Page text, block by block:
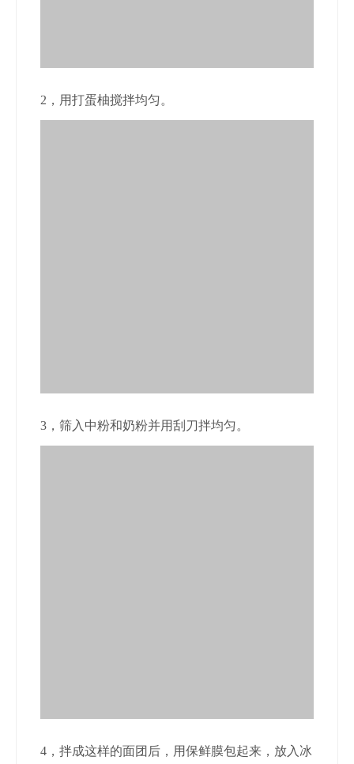
2，用打蛋柚搅拌均匀。
3，筛入中粉和奶粉并用刮刀拌均匀。
4，拌成这样的面团后，用保鲜膜包起来，放入冰